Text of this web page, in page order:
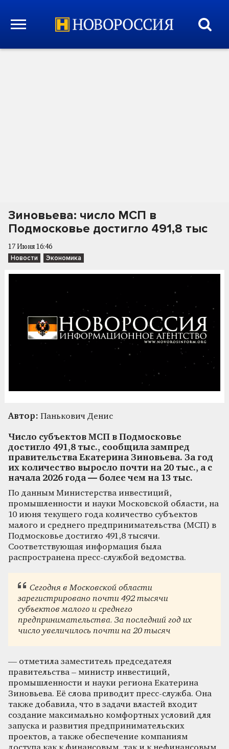
Зиновьева: число МСП в
Подмосковье достигло 491,8 тыс
17 Июня 16:46
Новости Экономика
Автор: Панькович Денис
Число субъектов МСП в Подмосковье
достигло 491,8 тыс., сообщила зампред
правительства Екатерина Зиновьева. За год
их количество выросло почти на 20 тыс., а с
начала 2026 года — более чем на 13 тыс.
По данным Министерства инвестиций,
промышленности и науки Московской области, на
10 июня текущего года количество субъектов
малого и среднего предпринимательства (МСП) в
Подмосковье достигло 491,8 тысячи.
Соответствующая информация была
распространена пресс-службой ведомства.
Сегодня в Московской области
зарегистрировано почти 492 тысячи
субъектов малого и среднего
предпринимательства. За последний год их
число увеличилось почти на 20 тысяч
— отметила заместитель председателя
правительства – министр инвестиций,
промышленности и науки региона Екатерина
Зиновьева. Её слова приводит пресс-служба. Она
также добавила, что в задачи властей входит
создание максимально комфортных условий для
запуска и развития предпринимательских
проектов, а также обеспечение компаниям